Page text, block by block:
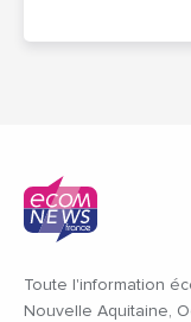
Toute l'information
Nouvelle Aquitaine,